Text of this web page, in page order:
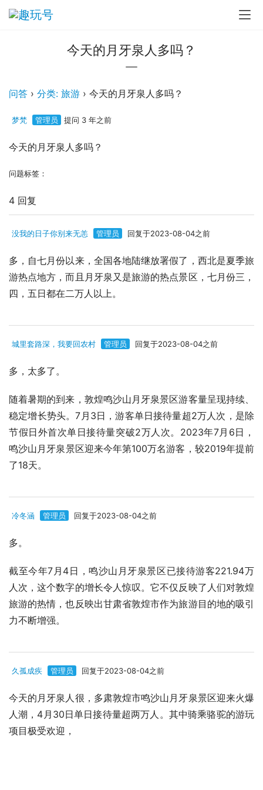
今天的月牙泉人多吗？
问答 › 分类: 旅游 › 今天的月牙泉人多吗？
梦梵 管理员 提问 3 年之前
今天的月牙泉人多吗？
问题标签：
4 回复
没我的日子你别来无恙 管理员 回复于2023-08-04之前
多，自七月份以来，全国各地陆继放署假了，西北是夏季旅
游热点地方，而且月牙泉又是旅游的热点景区，七月份三，
四，五日都在二万人以上。
城里套路深，我要回农村 管理员 回复于2023-08-04之前
多，太多了。
随着暑期的到来，敦煌鸣沙山月牙泉景区游客量呈现持续、
稳定增长势头。7月3日，游客单日接待量超2万人次，是除
节假日外首次单日接待量突破2万人次。2023年7月6日，
鸣沙山月牙泉景区迎来今年第100万名游客，较2019年提前
了18天。
冷冬涵 管理员 回复于2023-08-04之前
多。
截至今年7月4日，鸣沙山月牙泉景区已接待游客221.94万
人次，这个数字的增长令人惊叹。它不仅反映了人们对敦煌
旅游的热情，也反映出甘肃省敦煌市作为旅游目的地的吸引
力不断增强。
久孤成疾 管理员 回复于2023-08-04之前
今天的月牙泉人很，多肃敦煌市鸣沙山月牙泉景区迎来火爆
人潮，4月30日单日接待量超两万人。其中骑乘骆驼的游玩
项目极受欢迎，